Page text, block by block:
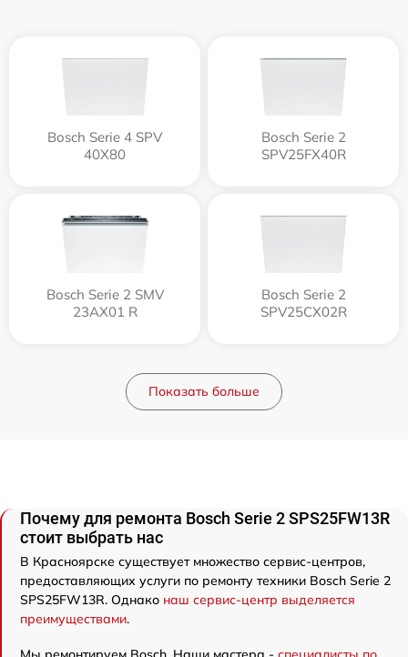
Bosch Serie 4 SPV
40X80
Bosch Serie 2
SPV25FX40R
Bosch Serie 2 SMV
23AX01 R
Bosch Serie 2
SPV25CX02R
Показать больше
Почему для ремонта Bosch Serie 2 SPS25FW13R
стоит выбрать нас
В Красноярске существует множество сервис-центров,
предоставляющих услуги по ремонту техники Bosch Serie 2
SPS25FW13R. Однако наш сервис-центр выделяется
преимуществами.